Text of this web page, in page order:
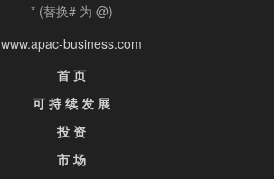
* (替换# 为 @)
www.apac-business.com
首 页
可 持 续 发 展
投 资
市 场